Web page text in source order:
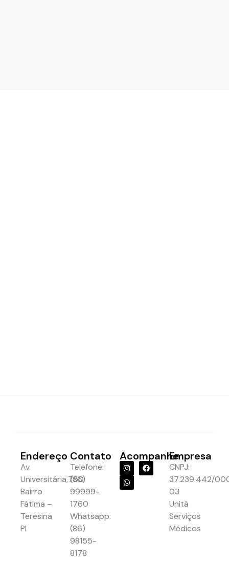
Endereço
Av.
Universitária,750.
Bairro
Fátima –
Teresina
PI
Contato
Telefone:
(86)
99999-
1760
Whatsapp:
(86)
98155-
8178
AcompanheEmpresa
CNPJ:
37.239.442/
03
Unità
Serviços
Médicos